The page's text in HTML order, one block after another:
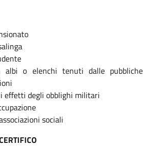
albi o elenchi tenuti dalle pubbliche
effetti degli obblighi militari
sociali